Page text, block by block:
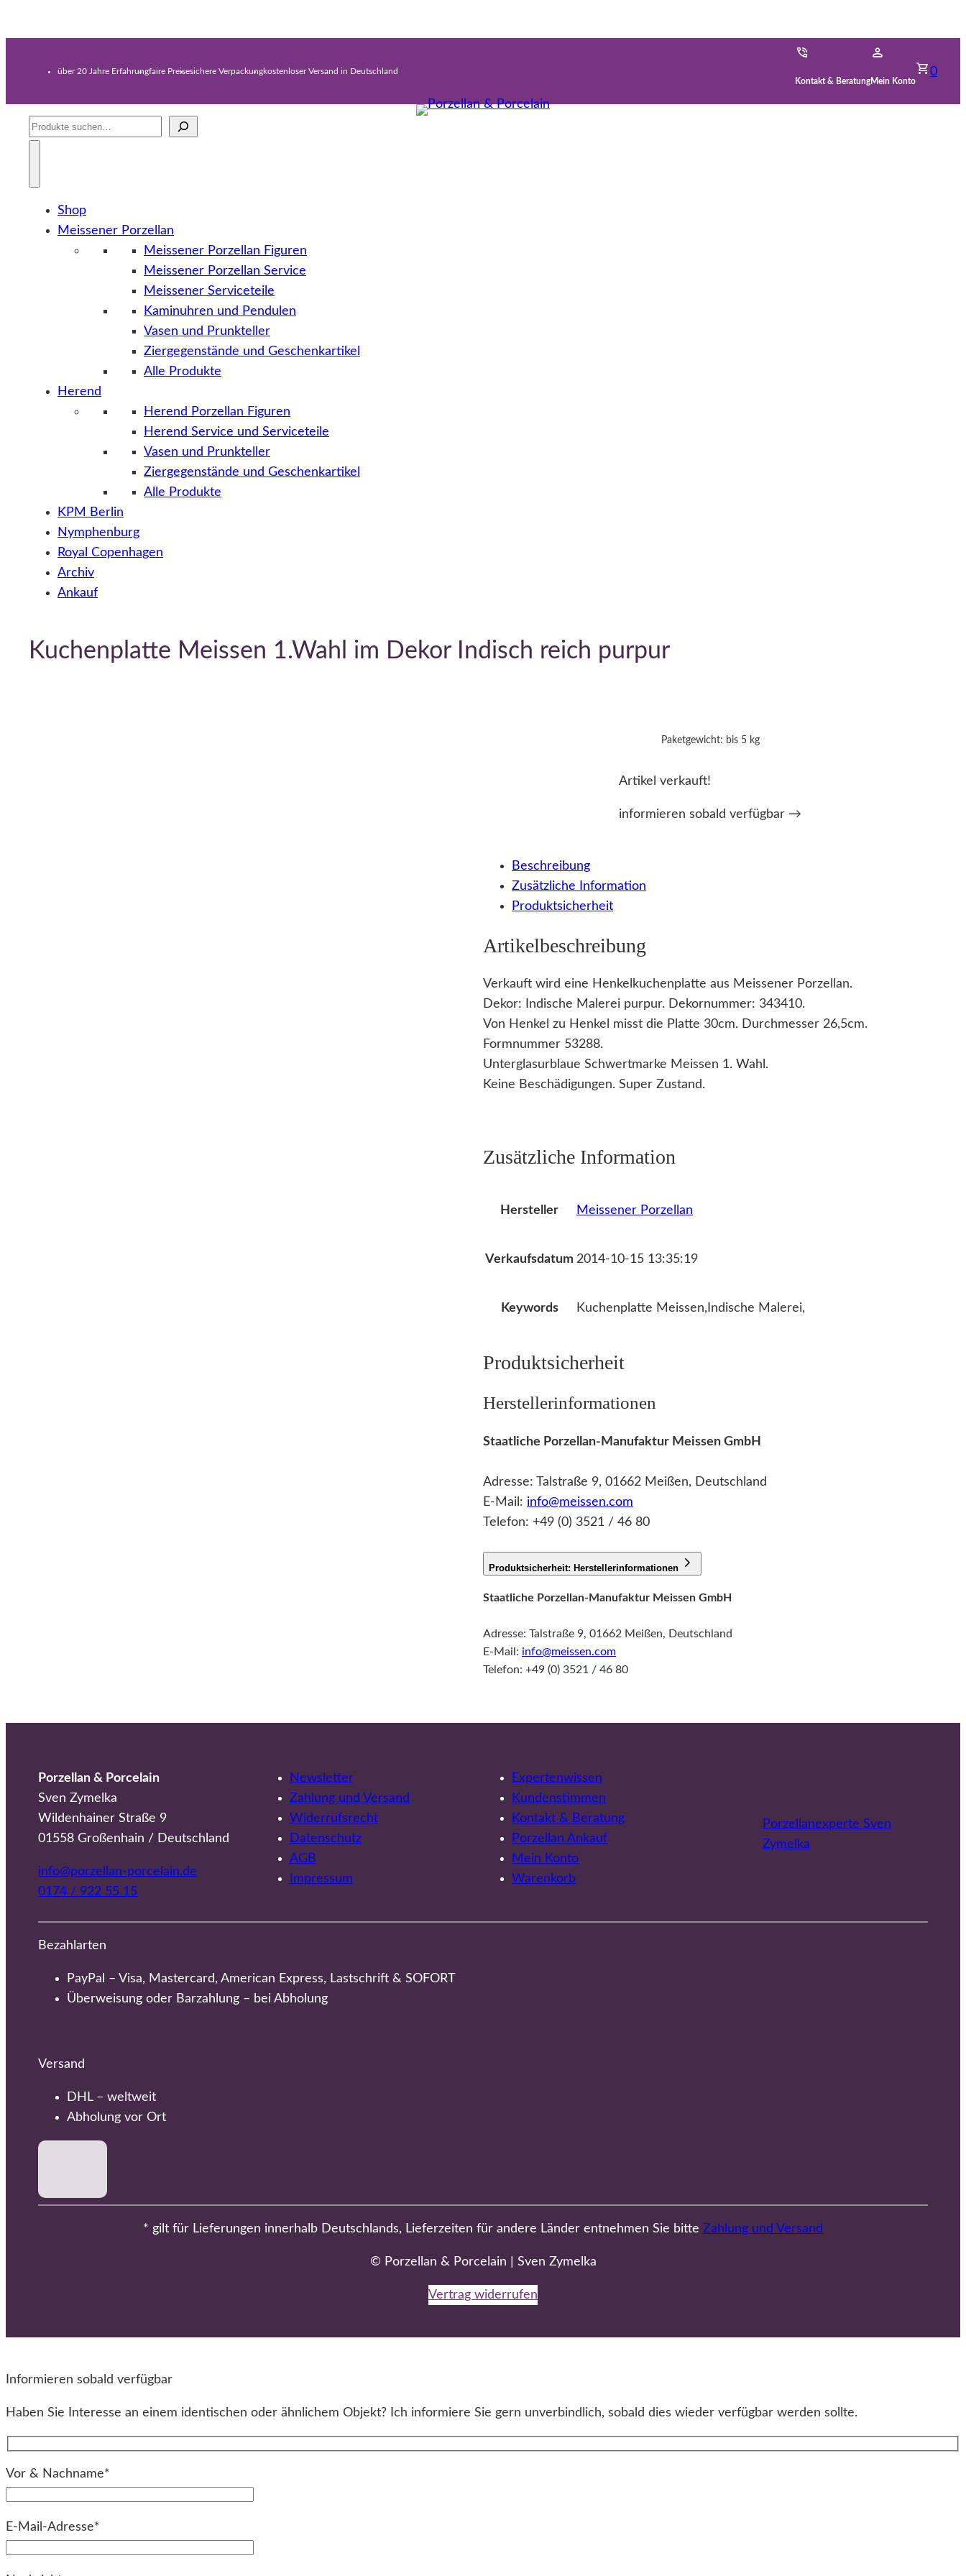
über 20 Jahre Erfahrungfaire Preisesichere Verpackungkostenloser Versand in Deutschland
Kontakt & BeratungMein Konto
0
Suche
Shop
Meissener Porzellan
Meissener Porzellan Figuren
Meissener Porzellan Service
Meissener Serviceteile
Kaminuhren und Pendulen
Vasen und Prunkteller
Ziergegenstände und Geschenkartikel
Alle Produkte
Herend
Herend Porzellan Figuren
Herend Service und Serviceteile
Vasen und Prunkteller
Ziergegenstände und Geschenkartikel
Alle Produkte
KPM Berlin
Nymphenburg
Royal Copenhagen
Archiv
Ankauf
Kuchenplatte Meissen 1.Wahl im Dekor Indisch reich purpur
Paketgewicht: bis 5 kg
Artikel verkauft!
informieren sobald verfügbar →
Beschreibung
Zusätzliche Information
Produktsicherheit
Artikelbeschreibung
Verkauft wird eine Henkelkuchenplatte aus Meissener Porzellan.
Dekor: Indische Malerei purpur. Dekornummer: 343410.
Von Henkel zu Henkel misst die Platte 30cm. Durchmesser 26,5cm.
Formnummer 53288.
Unterglasurblaue Schwertmarke Meissen 1. Wahl.
Keine Beschädigungen. Super Zustand.
Zusätzliche Information
Hersteller Meissener Porzellan
Verkaufsdatum 2014-10-15 13:35:19
Keywords Kuchenplatte Meissen,Indische Malerei,
Produktsicherheit
Herstellerinformationen
Staatliche Porzellan-Manufaktur Meissen GmbH
Adresse: Talstraße 9, 01662 Meißen, Deutschland
E-Mail: info@meissen.com
Telefon: +49 (0) 3521 / 46 80
Produktsicherheit: Herstellerinformationen
Staatliche Porzellan-Manufaktur Meissen GmbH
Adresse: Talstraße 9, 01662 Meißen, Deutschland
E-Mail: info@meissen.com
Telefon: +49 (0) 3521 / 46 80
Porzellan & Porcelain
Sven Zymelka
Wildenhainer Straße 9
01558 Großenhain / Deutschland
info@porzellan-porcelain.de
0174 / 922 55 15
Newsletter
Zahlung und Versand
Widerrufsrecht
Datenschutz
AGB
Impressum
Expertenwissen
Kundenstimmen
Kontakt & Beratung
Porzellan Ankauf
Mein Konto
Warenkorb
Porzellanexperte Sven
Zymelka
Bezahlarten
PayPal – Visa, Mastercard, American Express, Lastschrift & SOFORT
Überweisung oder Barzahlung – bei Abholung
Versand
DHL – weltweit
Abholung vor Ort
* gilt für Lieferungen innerhalb Deutschlands, Lieferzeiten für andere Länder entnehmen Sie bitte Zahlung und Versand
© Porzellan & Porcelain | Sven Zymelka
Vertrag widerrufen
Informieren sobald verfügbar
Haben Sie Interesse an einem identischen oder ähnlichem Objekt? Ich informiere Sie gern unverbindlich, sobald dies wieder verfügbar werden sollte.
Vor & Nachname*
E-Mail-Adresse*